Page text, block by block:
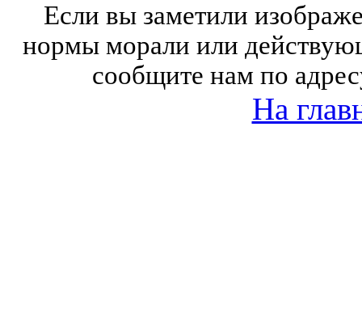
Если вы заметили
нормы морали или
сообщите нам по
На